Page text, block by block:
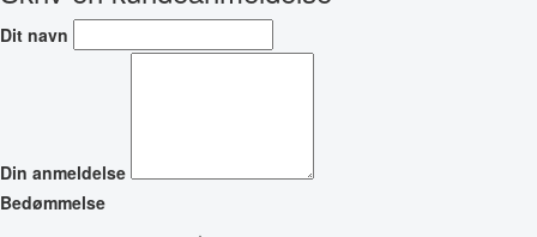
Dit navn
Din anmeldelse
Bedømmelse